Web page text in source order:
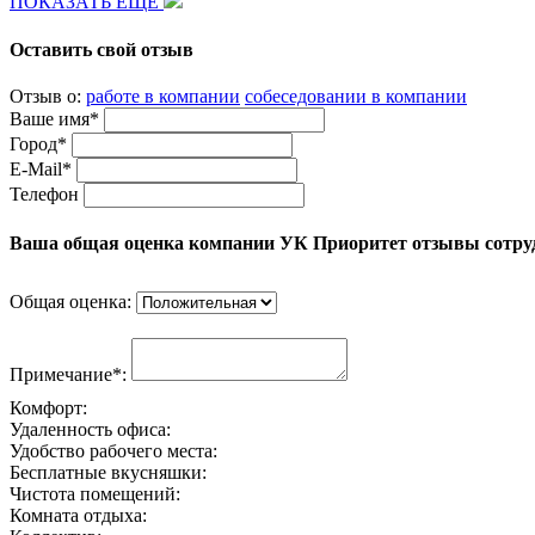
Оставить свой отзыв
Отзыв о: работе в компании собеседовании в компании
Ваше имя*
Город*
E-Mail*
Телефон
Ваша общая оценка компании УК Приоритет отзывы
Общая оценка:
Примечание*:
Комфорт:
Удаленность офиса:
Удобство рабочего места:
Бесплатные вкусняшки:
Чистота помещений:
Комната отдыха: